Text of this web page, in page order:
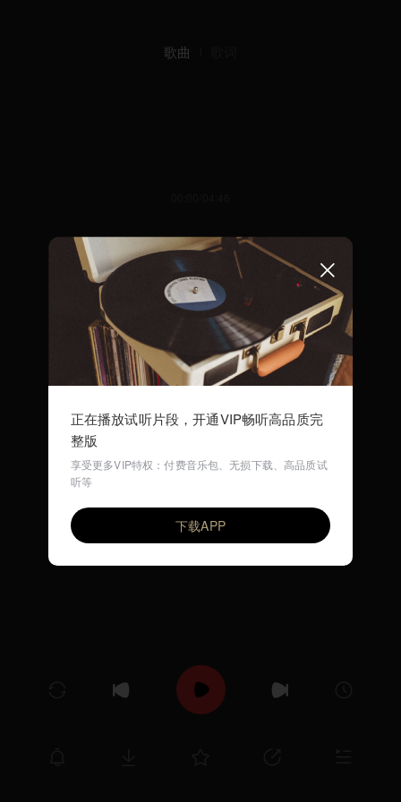
歌曲
VIP 图门巴雅尔
正在播放试听片段，开通VIP畅听高品质完
整版
享受更多VIP特权：付费音乐包、无损下载、高品质试
听等
下载APP
